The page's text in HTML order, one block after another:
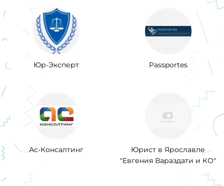
Юр-Эксперт Passportes
Ас-Консалтинг
Юрист в Ярославле
"Евгения Вараздати и КО"